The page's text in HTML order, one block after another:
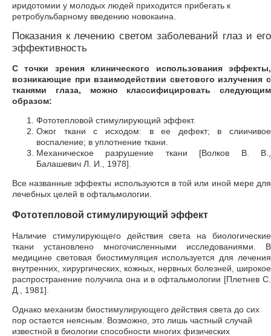
иридотомии у молодых людей приходится прибегать к
ретробульбарному введению новокаина.
Показания к лечению светом заболеваний глаз и его
эффективность
С точки зрения клинического использования эффекты,
возникающие при взаимодействии светового излучения с
тканями глаза, можно классифицировать следующим
образом:
Фототепловой стимулирующий эффект.
Ожог ткани с исходом: в ее дефект; в слиичивое
воспаление; в уплотнение ткани.
Механическое разрушение ткани [Волков В. В.,
Балашевич Л. И., 1978].
Все названные эффекты используются в той или иной мере для
лечебных целей в офтальмологии.
Фототепловой стимулирующий эффект
Наличие стимулирующего действия света на биологические
ткани установлено многочисленными исследованиями. В
медицине световая биостимуляция используется для лечения
внутренних, хирургических, кожных, нервных болезней, широкое
распространение получила она и в офтальмологии [Плетнев С.
Д., 1981].
Однако механизм биостимулирующего действия света до сих
пор остается неясным. Возможно, это лишь частный случай
известной в биологии способности многих физических